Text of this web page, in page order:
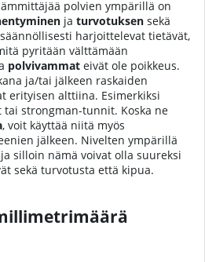
polvien ympärillä on
ja turvotuksen sekä
harjoittelevat tietävät,
pyritään välttämään
polvivammat eivät ole poikkeus.
ja/tai jälkeen raskaiden
erityisen alttiina. Esimerkiksi
strongman-tunnit. Koska ne
, voit käyttää niitä myös
jälkeen. Nivelten ympärillä
silloin nämä voivat olla suureksi
sekä turvotusta että kipua.